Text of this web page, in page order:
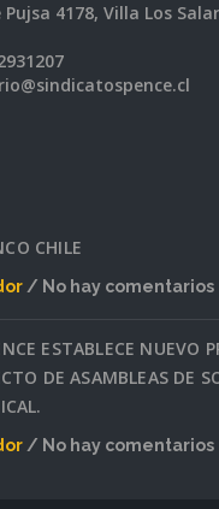
4178, Villa Los
CHILE
No hay comentarios
ESTABLECE NUEVO
DE ASAMBLEAS DE
No hay comentarios